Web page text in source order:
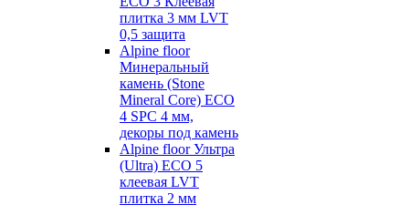
плитка 3 мм LVT
0,5 защита
Alpine floor
Минеральный
камень (Stone
Mineral Core) ECO
4 SPC 4 мм,
декоры под камень
Alpine floor Ультра
(Ultra) ECO 5
клеевая LVT
плитка 2 мм